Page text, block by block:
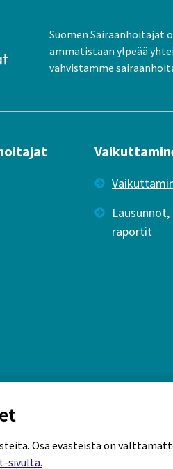
Suomen Sairaanhoitajat
ammatistaan ylpeää
vahvistamme
raportit
Osa evästeistä on
sivulta.